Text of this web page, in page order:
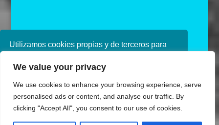
Utilizamos cookies propias y de terceros para
navegando, consideramos que acepta su uso.
política de cookies consulte nuestra
Política de
privacidad
We value your privacy
We use cookies to enhance your browsing experience, serve
personalised ads or content, and analyse our traffic. By
clicking "Accept All", you consent to our use of cookies.
Diseñado por Ana de Miguel